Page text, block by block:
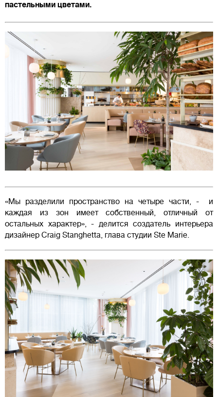
пастельными цветами.
«Мы разделили пространство на четыре части, - и
каждая из зон имеет собственный, отличный от
остальных характер», - делится создатель интерьера
дизайнер Craig Stanghetta, глава студии Ste Marie.